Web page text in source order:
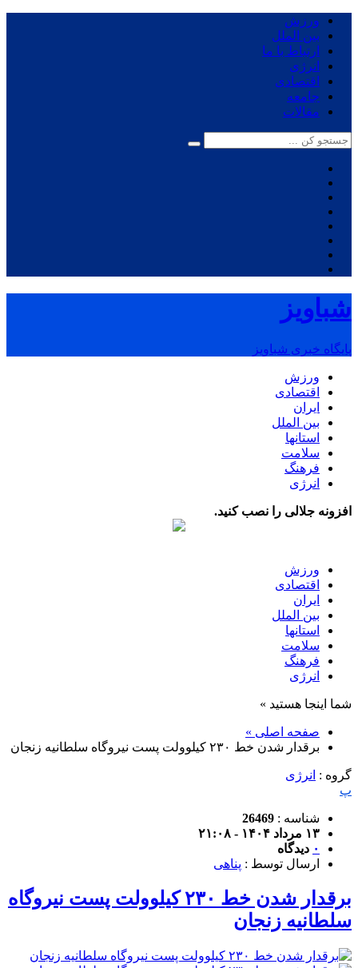
ورزش
بین الملل
ارتباط با ما
انرژی
اقتصادی
جامعه
مقالات
شباویز
پایگاه خبری شباویز
ورزش
اقتصادی
ایران
بین الملل
استانها
سلامت
فرهنگ
انرژی
افزونه جلالی را نصب کنید.
ورزش
اقتصادی
ایران
بین الملل
استانها
سلامت
فرهنگ
انرژی
شما اینجا هستید »
صفحه اصلی »
برقدار شدن خط ۲۳۰ کیلوولت پست نیروگاه سلطانیه زنجان
گروه : انرژی
پ
شناسه : 26469
۱۳ مرداد ۱۴۰۴ - ۲۱:۰۸
۰ دیدگاه
ارسال توسط : پناهی
برقدار شدن خط ۲۳۰ کیلوولت پست نیروگاه
سلطانیه زنجان